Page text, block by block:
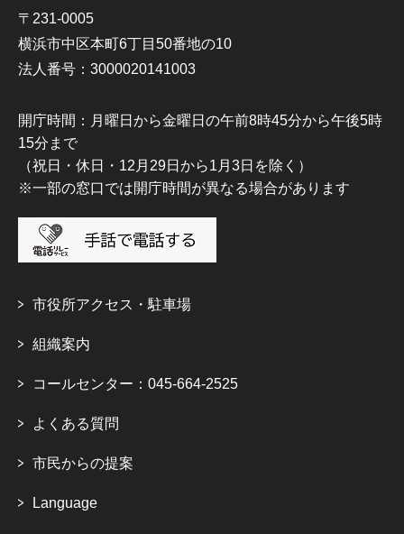
〒231-0005
横浜市中区本町6丁目50番地の10
法人番号：3000020141003
開庁時間：月曜日から金曜日の午前8時45分から午後5時
15分まで
（祝日・休日・12月29日から1月3日を除く）
※一部の窓口では開庁時間が異なる場合があります
市役所アクセス・駐車場
組織案内
コールセンター：045-664-2525
よくある質問
市民からの提案
Language